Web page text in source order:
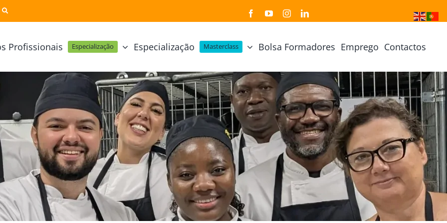
Profissionais Especialização
Pastelaria e Padaria
Profissional Pastelaria Vegan
Profissional de Pastelaria
Pastelaria Tradicional Portuguesa
Profissional Padaria
Profissional Pastelaria e Padaria
Cozinha Japonesa
Profissional de Cozinha Japonesa
Profissional de Sushi
Curso Sushi Omakase
Curso Sushi Decorativo
Curso Washoku – Ichiju Sansai
Curso Street food, Dumplings e Udon
Curso Sushi Criativo
Especialização Masterclass
Online
Online
e Pastelaria Online
Nata Online
Cursos Técnicos
Cozinha Molecular
Técnicas de Empratamento
Técnicas de Chocolate
Mesa e Bar
Curso Intensivo de Mesa e Bar
Cursos Práticos
Curso Prático Cozinha
Curso Prático Pastelaria
Curso Cozinha Portuguesa
Curso Petiscos Portugueses
Curso Prático de Sushi
Curso Prático Ramen
Bolsa Formadores Emprego Contactos